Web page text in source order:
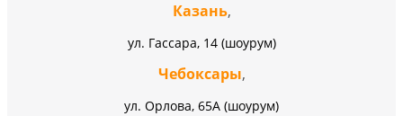
Казань,
ул. Гассара, 14 (шоурум)
Чебоксары,
ул. Орлова, 65А (шоурум)